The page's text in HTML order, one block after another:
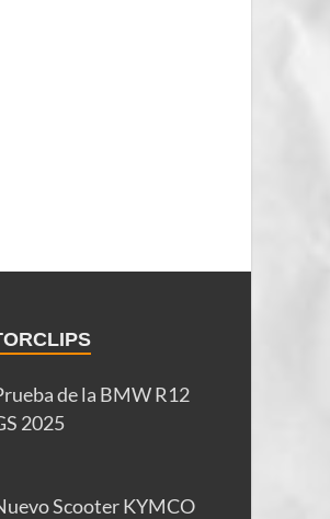
de la BMW R12
2025
Scooter KYMCO